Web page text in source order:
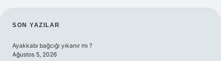
SIDEBAR
SON YAZILAR
Ayakkabı bağcığı yıkanır mı ?
Ağustos 5, 2026